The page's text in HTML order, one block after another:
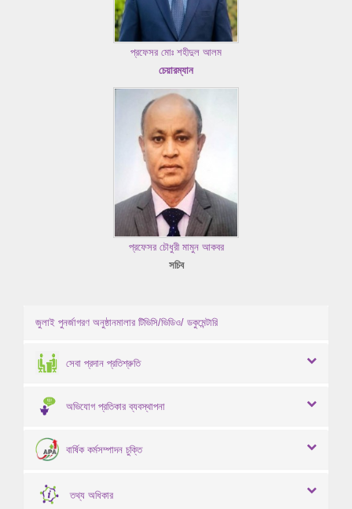
প্রফেসর মোঃ শহীদুল আলম
চেয়ারম্যান
প্রফেসর চৌধুরী মামুন আকবর
সচিব
জুলাই পুনর্জাগরণ অনুষ্ঠানমালার টিভিসি/ভিডিও/ ডকুমেন্টারি
সেবা প্রদান প্রতিশ্রুতি
অভিযোগ প্রতিকার ব্যবস্থাপনা
বার্ষিক কর্মসম্পাদন চুক্তি
তথ্য অধিকার